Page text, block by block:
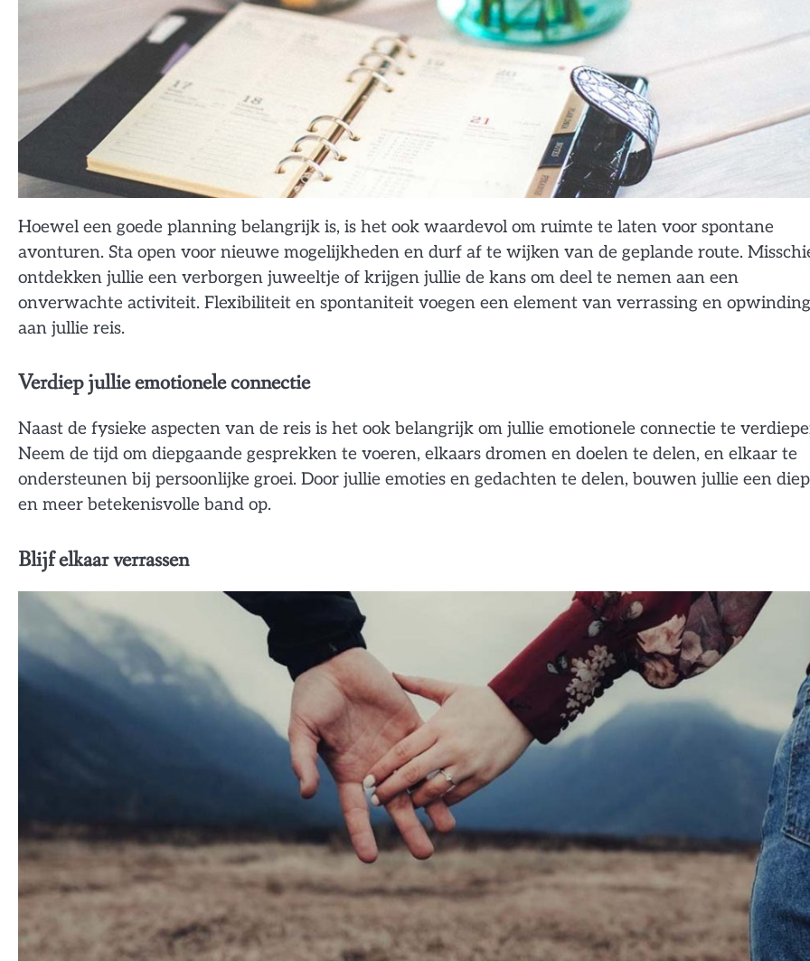
Hoewel een goede planning belangrijk is, is het ook waardevol om ruimte te laten voor spontane
avonturen. Sta open voor nieuwe mogelijkheden en durf af te wijken van de geplande route.
ontdekken jullie een verborgen juweeltje of krijgen jullie de kans om deel te nemen aan een
onverwachte activiteit. Flexibiliteit en spontaniteit voegen een element van verrassing en
aan jullie reis.
Verdiep jullie emotionele connectie
Naast de fysieke aspecten van de reis is het ook belangrijk om jullie emotionele connectie te
Neem de tijd om diepgaande gesprekken te voeren, elkaars dromen en doelen te delen, en elkaar te
ondersteunen bij persoonlijke groei. Door jullie emoties en gedachten te delen, bouwen jullie een
en meer betekenisvolle band op.
Blijf elkaar verrassen